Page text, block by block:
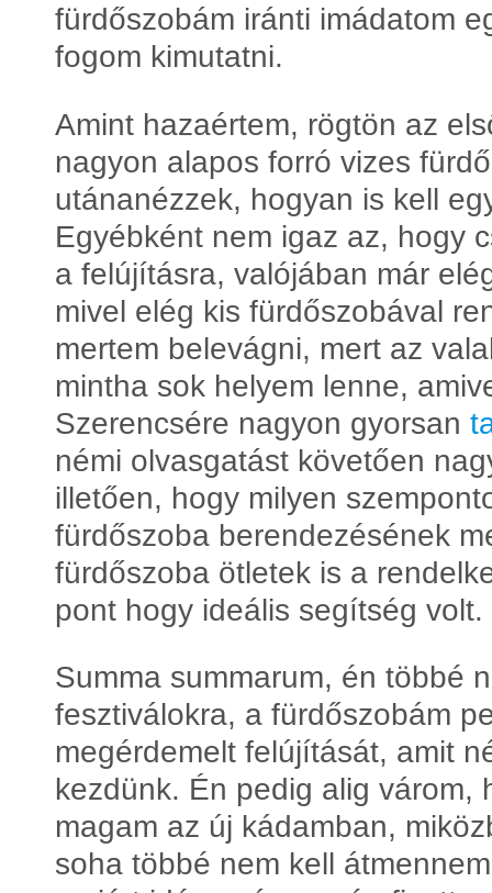
fürdőszobám iránti imádatom
fogom kimutatni.
Amint hazaértem, rögtön az
nagyon alapos forró vizes
utánanézzek, hogyan is kell
Egyébként nem igaz az, hogy
a felújításra, valójában már
mivel elég kis fürdőszobával
mertem belevágni, mert az
mintha sok helyem lenne,
Szerencsére nagyon gyorsan
némi olvasgatást követően
illetően, hogy milyen
fürdőszoba berendezésének
fürdőszoba ötletek is a
pont hogy ideális segítség volt.
Summa summarum, én többé
fesztiválokra, a fürdőszobám
megérdemelt felújítását, amit
kezdünk. Én pedig alig várom,
magam az új kádamban,
soha többé nem kell